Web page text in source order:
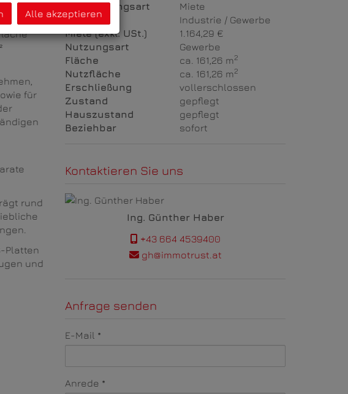
für
rund
Platten
und
Vermarktungsart
Miete
Objektart
Industrie / Gewerbe
Miete (exkl. USt.)
1.164,29 €
Nutzungsart
Gewerbe
Fläche
ca. 161,26 m2
Nutzfläche ca. 161,26 m2
Erschließung
vollerschlossen
Zustand
gepflegt
Hauszustand
gepflegt
Beziehbar
sofort
Kontaktieren Sie uns
Ing. Günther Haber
+43 664 4539400
gh@immotrust.at
Anfrage senden
E-Mail
Anrede
Alle akzeptieren